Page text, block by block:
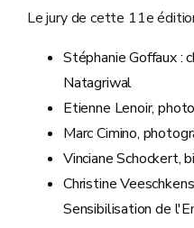
Le jury de cette 11e
Stéphanie Goffaux :
Natagriwal
Etienne Lenoir,
Marc Cimino,
Vinciane Schockert,
Christine
Sensibilisation de